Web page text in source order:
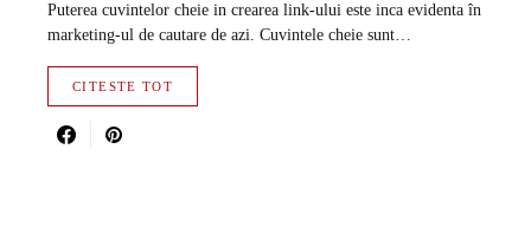
Puterea cuvintelor cheie in crearea link-ului este inca evidenta în
marketing-ul de cautare de azi. Cuvintele cheie sunt…
CITESTE TOT